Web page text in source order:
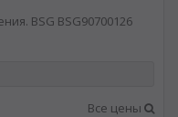
BSG BSG90700126
Все цены